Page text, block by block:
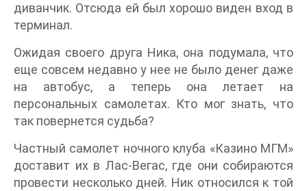
диванчик. Отсюда ей был хорошо виден вход в
терминал.
Ожидая своего друга Ника, она подумала, что
еще совсем недавно у нее не было денег даже
на автобус, а теперь она летает на
персональных самолетах. Кто мог знать, что
так повернется судьба?
Частный самолет ночного клуба «Казино МГМ»
доставит их в Лас-Вегас, где они собираются
провести несколько дней. Ник относился к той